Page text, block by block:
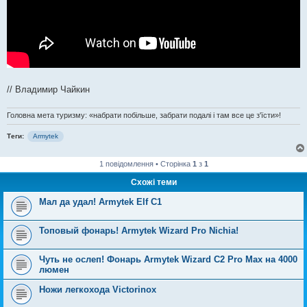
// Владимир Чайкин
Головна мета туризму: «набрати побільше, забрати подалі і там все це з'їсти»!
Теги: Armytek
1 повідомлення • Сторінка 1 з 1
Схожі теми
Мал да удал! Armytek Elf C1
Топовый фонарь! Armytek Wizard Pro Nichia!
Чуть не ослеп! Фонарь Armytek Wizard C2 Pro Max на 4000
люмен
Ножи легкохода Victorinox